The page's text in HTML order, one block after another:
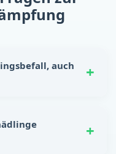
auch
Gerüche.
sind ein